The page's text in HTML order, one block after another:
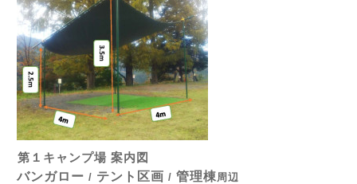
第１キャンプ場 案内図
バンガロー / テント区画 / 管理棟周辺